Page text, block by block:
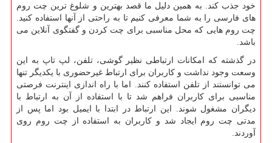
خود جذب کند. به همین دلیل ما قصد بهترین و شلوغ ترین چت روم
های فارسی را به شما معرفی کنیم تا به راحتی از آنها استفاده کنید.
چت روم هایی که محل مناسبی برای چت کردن و گفتگوی آنلاین می
باشد
در گذشته که امکانات ارتباطی نظیر گوشی، تلفن، لپ تاپ به این
وسعت وجود نداشت و کاربران برای ارتباط غیرحضوری با یکدیگر تنها
می توانستند از تلفن استفاده کنند. اما با راه اندازی اینترنت فرصتی
مناسبی برای کاربران فراهم شد تا با استفاده از آن به ارتباط با
دیگران مشغول شوند. این ارتباط در ابتدا با ایمیل بود اما پس از
مدتی چت روم ایجاد شد و کاربران به استفاده از چت روم روی
آوردند